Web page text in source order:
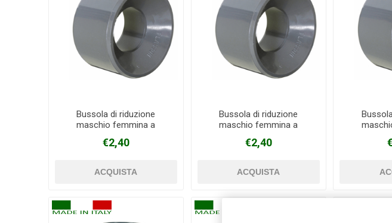
Bussola di riduzione
maschio femmina a
X 40 mm
€2,40
Bussola di riduzione
maschio femmina a
X 50 mm
€2,40